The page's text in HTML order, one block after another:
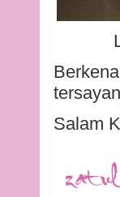
Salam